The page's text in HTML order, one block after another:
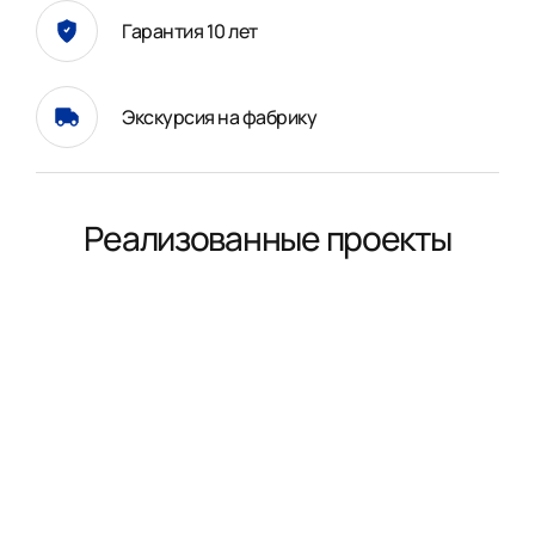
Гарантия 10 лет
Экскурсия на фабрику
Реализованные проекты